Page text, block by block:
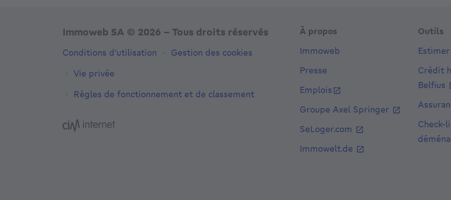
À propos
Immoweb
Presse
Emplois
Groupe Axel Springer
SeLoger.com
Immowelt.de
Outils
Crédit
Belfius
Check-
Immoweb SA © 2026 - Tous droits réservés
Conditions d'utilisation
Gestion des cookies
Vie privée
Règles de fonctionnement et de classement